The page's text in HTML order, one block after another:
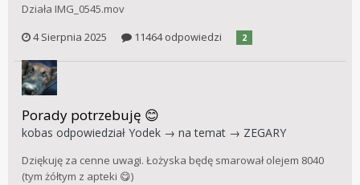
Działa IMG_0545.mov
4 Sierpnia 2025
11464 odpowiedzi 2
Porady potrzebuję 😊
kobas odpowiedział Yodek → na temat → ZEGARY
Dziękuję za cenne uwagi. Łożyska będę smarował olejem 8040
(tym żółtym z apteki 😋)